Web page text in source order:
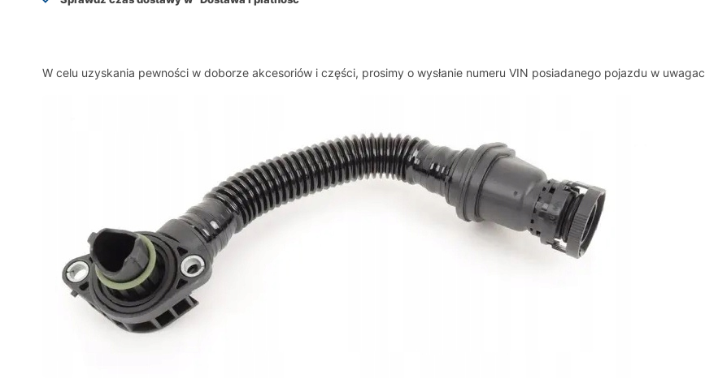
W celu uzyskania pewności w doborze akcesoriów i części, prosimy o wysłanie numeru VIN posiadanego pojazdu w